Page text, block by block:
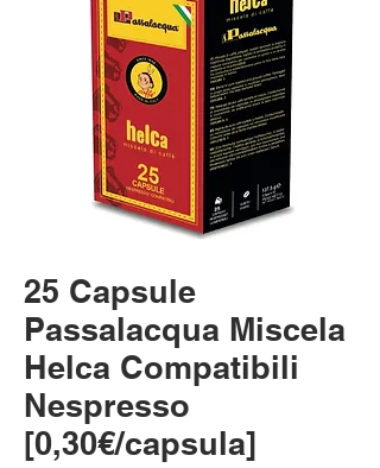
25 Capsule
Passalacqua Miscela
Helca Compatibili
Nespresso
[0,30€/capsula]